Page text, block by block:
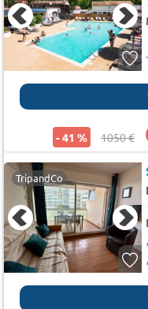
- 41 % 1050 €
TripandCo